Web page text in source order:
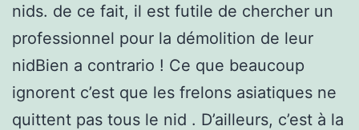
nids. de ce fait, il est futile de chercher un
professionnel pour la démolition de leur
nidBien a contrario ! Ce que beaucoup
ignorent c’est que les frelons asiatiques ne
quittent pas tous le nid . D’ailleurs, c’est à la